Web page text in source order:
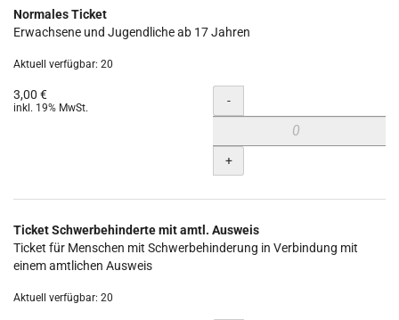
Normales Ticket
Erwachsene und Jugendliche ab 17 Jahren
Aktuell verfügbar: 20
3,00 €
inkl. 19% MwSt. Menge
-
+
Ticket Schwerbehinderte mit amtl. Ausweis
Ticket für Menschen mit Schwerbehinderung in Verbindung mit
einem amtlichen Ausweis
Aktuell verfügbar: 20